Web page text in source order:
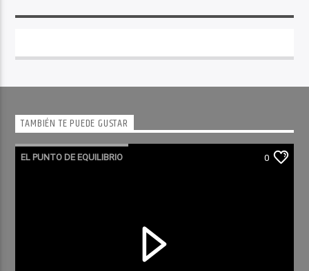
TAMBIÉN TE PUEDE GUSTAR
EL PUNTO DE EQUILIBRIO 0